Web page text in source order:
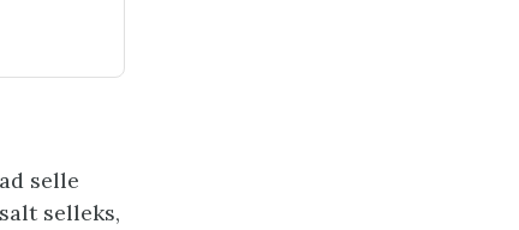
selle
selleks,